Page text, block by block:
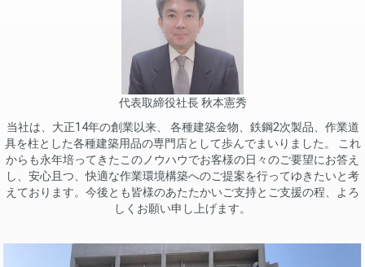
代表取締役社長 秋本憲秀
当社は、大正14年の創業以来、 各種建築金物、鉄鋼2次製品、作業道
具を柱とした各種建築用品の専門店として歩んでまいりました。 これ
からも永年培ってきたこのノウハウでお客様の日々のご要望にお答え
し、安心且つ、快適な作業環境構築へのご提案を行ってゆきたいと考
えております。今後とも皆様のあたたかいご支持とご支援の程、よろ
しくお願い申し上げます。